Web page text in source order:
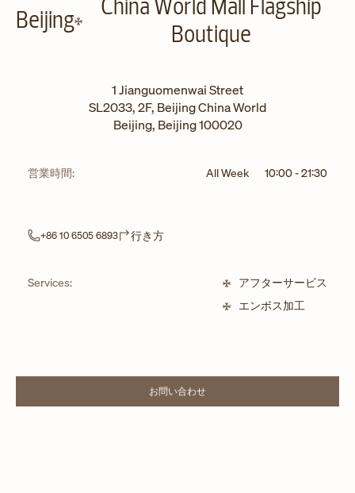
Beijing
China World Mall Flagship
Boutique
1 Jianguomenwai Street
SL2033, 2F, Beijing China World
Beijing, Beijing100020
営業時間: All Week 10:00-21:30
+86 10 6505 6893 行き方Link Opens in New Tab
Services:
アフターサービス
エンボス加工
お問い合わせLINK OPENS IN NEW TAB